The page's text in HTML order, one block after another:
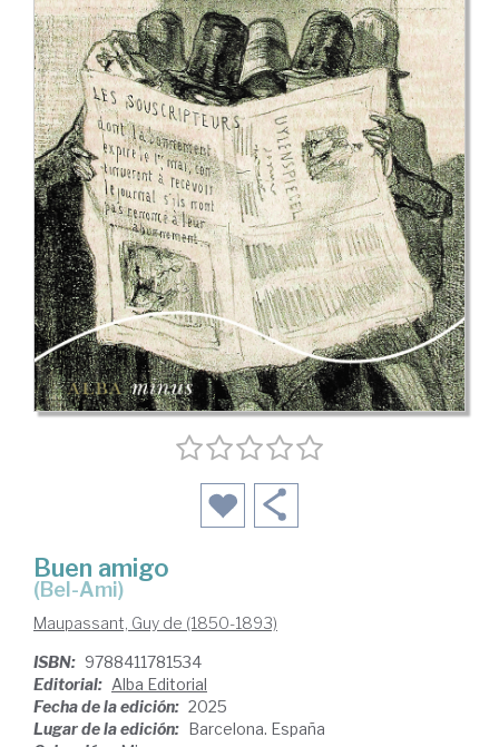
Buen amigo
(Bel-Ami)
Maupassant, Guy de (1850-1893)
ISBN: 9788411781534
Editorial: Alba Editorial
Fecha de la edición: 2025
Lugar de la edición: Barcelona. España